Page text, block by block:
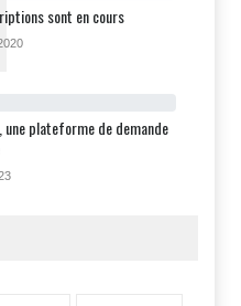
sont en cours
une plateforme de demande